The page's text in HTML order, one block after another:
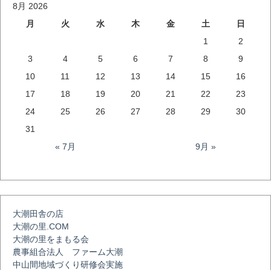
ナ
ビ
ゲ
ー
ョ
ン
8月 2026
月
火 水 木 金 土
日
1
2
3
4 5 6 7 8
9
10
11 12 13 14 15
16
17
18 19 20 21 22
23
24
25 26 27 28 29
30
31
« 7月
9月 »
大潮田舎の店
大潮の里.COM
大潮の里をまもる会
農事組合法人 ファーム大潮
中山間地域づくり研修会実施